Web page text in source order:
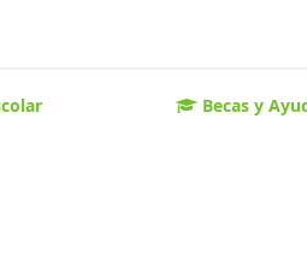
Becas y